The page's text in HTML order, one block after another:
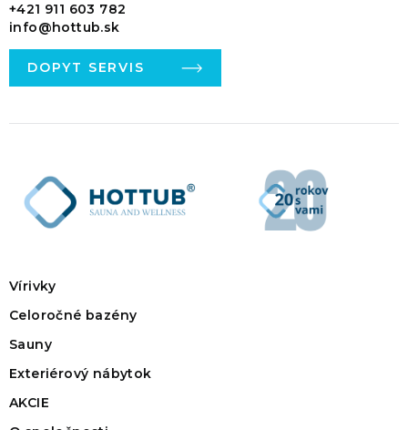
+421 911 603 782
info@hottub.sk
DOPYT SERVIS
Vírivky
Celoročné bazény
Sauny
Exteriérový nábytok
AKCIE